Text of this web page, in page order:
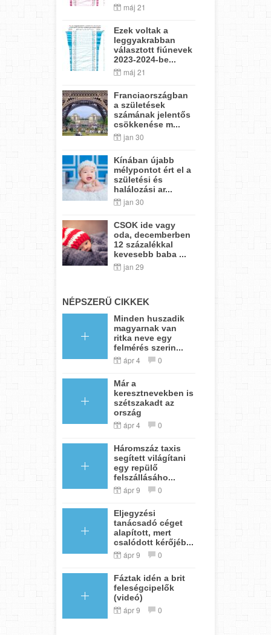
máj 21
Ezek voltak a
leggyakrabban
választott fiúnevek
2023-2024-be...
máj 21
Franciaországban
a születések
számának jelentős
csökkenése m...
jan 30
Kínában újabb
mélypontot ért el a
születési és
halálozási ar...
jan 30
CSOK ide vagy
oda, decemberben
12 százalékkal
kevesebb baba ...
jan 29
NÉPSZERŰ CIKKEK
Minden huszadik
magyarnak van
ritka neve egy
felmérés szerin...
ápr 4 0
Már a
keresztnevekben is
szétszakadt az
ország
ápr 4 0
Háromszáz taxis
segített világítani
egy repülő
felszállásáho...
ápr 9 0
Eljegyzési
tanácsadó céget
alapított, mert
csalódott kérőjéb...
ápr 9 0
Fáztak idén a brit
feleségcipelők
(videó)
ápr 9 0